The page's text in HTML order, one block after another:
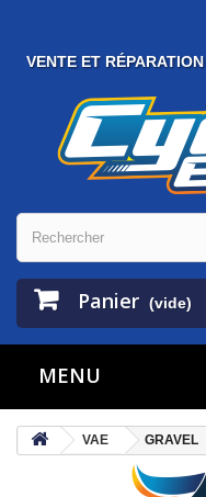
VENTE ET
Panier (vide)
MENU
VAE GRAVEL